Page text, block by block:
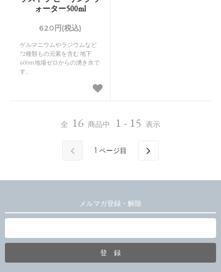
ォーター500ml
620円(税込)
ゲルマニウムやラジウムなど
72種類もの元素を含む 地下
600ｍ地場ゼロからの湧き水で
す。
全 16 商品中 1 - 15 表示
1 ページ目
メルマガ登録・解除